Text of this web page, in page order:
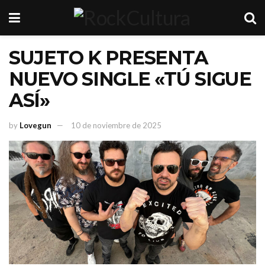
SUJETO K PRESENTA
NUEVO SINGLE «TÚ SIGUE
ASÍ»
by Lovegun 10 de noviembre de 2025